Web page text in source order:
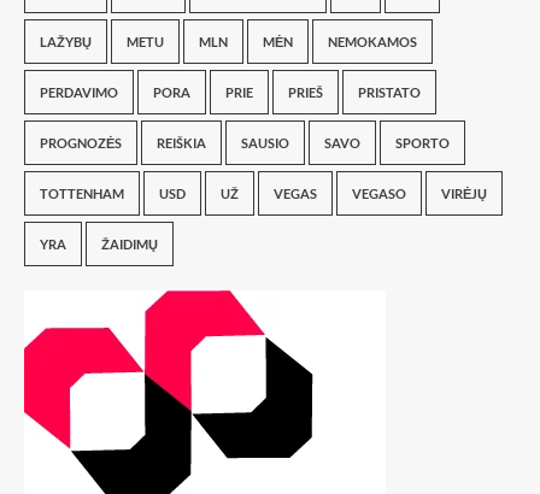
LAŽYBŲ METU MLN MĖN NEMOKAMOS
PERDAVIMO PORA PRIE PRIEŠ PRISTATO
PROGNOZĖS REIŠKIA SAUSIO SAVO SPORTO
TOTTENHAM USD UŽ VEGAS VEGASO VIRĖJŲ
YRA ŽAIDIMŲ